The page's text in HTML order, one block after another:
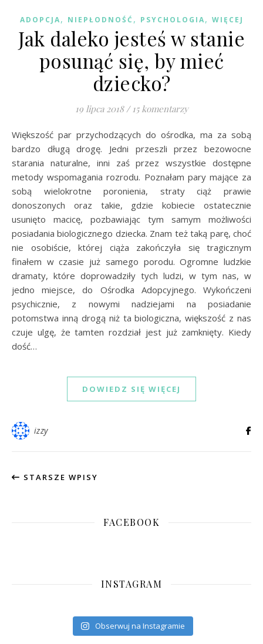
ADOPCJA, NIEPŁODNOŚĆ , PSYCHOLOGIA, WIĘCEJ
Jak daleko jesteś w stanie
posunąć się, by mieć
dziecko?
19 lipca 2018 / 15 komentarzy
Większość par przychodzących do ośrodka, ma za sobą
bardzo długą drogę. Jedni przeszli przez bezowocne
starania naturalne, inni zaś przez wszystkie dostępne
metody wspomagania rozrodu. Poznałam pary mające za
sobą wielokrotne poronienia, straty ciąż prawie
donoszonych oraz takie, gdzie kobiecie ostatecznie
usunięto macicę, pozbawiając tym samym możliwości
posiadania biologicznego dziecka. Znam też taką parę, choć
nie osobiście, której ciąża zakończyła się tragicznym
finałem w czasie już samego porodu. Ogromne ludzkie
dramaty, które doprowadziły tych ludzi, w tym nas, w
jedno miejsce, do Ośrodka Adopcyjnego. Wykończeni
psychicznie, z nowymi nadziejami na posiadanie
potomstwa inną drogą niż ta biologiczna, większość z nas
czuje ulgę, że tamten rozdział jest już zamknięty. Kiedy
dość…
DOWIEDZ SIĘ WIĘCEJ
izzy
STARSZE WPISY
FACEBOOK
INSTAGRAM
Obserwuj na Instagramie